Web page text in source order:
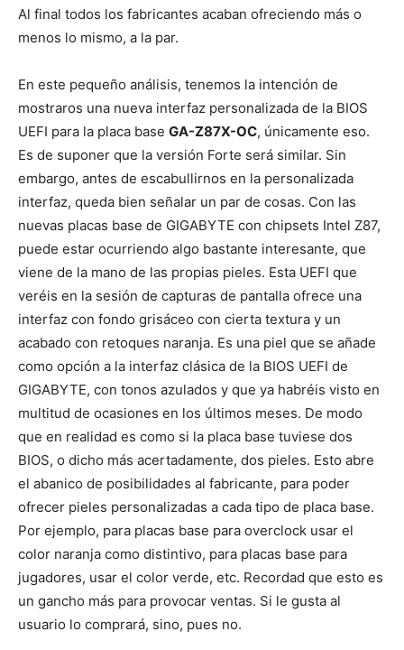
Al final todos los fabricantes acaban ofreciendo más o
menos lo mismo, a la par.
En este pequeño análisis, tenemos la intención de
mostraros una nueva interfaz personalizada de la BIOS
UEFI para la placa base GA-Z87X-OC, únicamente eso.
Es de suponer que la versión Forte será similar. Sin
embargo, antes de escabullirnos en la personalizada
interfaz, queda bien señalar un par de cosas. Con las
nuevas placas base de GIGABYTE con chipsets Intel Z87,
puede estar ocurriendo algo bastante interesante, que
viene de la mano de las propias pieles. Esta UEFI que
veréis en la sesión de capturas de pantalla ofrece una
interfaz con fondo grisáceo con cierta textura y un
acabado con retoques naranja. Es una piel que se añade
como opción a la interfaz clásica de la BIOS UEFI de
GIGABYTE, con tonos azulados y que ya habréis visto en
multitud de ocasiones en los últimos meses. De modo
que en realidad es como si la placa base tuviese dos
BIOS, o dicho más acertadamente, dos pieles. Esto abre
el abanico de posibilidades al fabricante, para poder
ofrecer pieles personalizadas a cada tipo de placa base.
Por ejemplo, para placas base para overclock usar el
color naranja como distintivo, para placas base para
jugadores, usar el color verde, etc. Recordad que esto es
un gancho más para provocar ventas. Si le gusta al
usuario lo comprará, sino, pues no.